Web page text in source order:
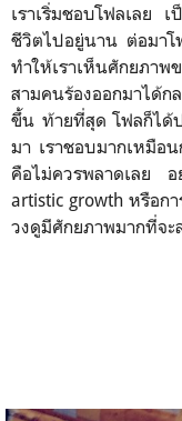
เราเริ่มชอบโฟลเลย
ชีวิตไปอยู่นาน ต่อมา
ทำให้เราเห็นศักยภาพ
สามคนร้องออกมาได้
ขึ้น ท้ายที่สุด โฟลก็ได้
มา เราชอบมากเหมือ
คือไม่ควรพลาดเลย อ
artistic growth หรือก
วงดูมีศักยภาพมากที่จะ